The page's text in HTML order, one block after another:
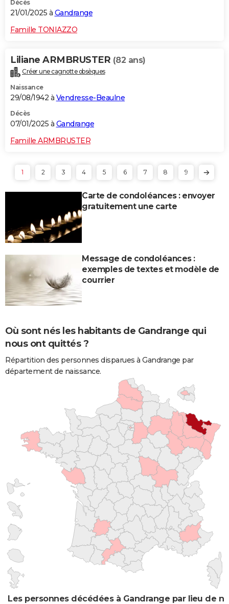
Décès
21/01/2025 à Gandrange
Famille TONIAZZO
Liliane ARMBRUSTER (82 ans)
Créer une cagnotte obsèques
Naissance
29/08/1942 à Vendresse-Beaulne
Décès
07/01/2025 à Gandrange
Famille ARMBRUSTER
1 2 3 4 5 6 7 8 9
Carte de condoléances : envoyer
gratuitement une carte
Message de condoléances :
exemples de textes et modèle de
courrier
Où sont nés les habitants de Gandrange qui
nous ont quittés ?
Répartition des personnes disparues à Gandrange par
département de naissance.
Les personnes décédées à Gandrange par lieu de